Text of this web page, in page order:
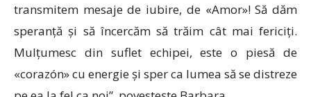
transmitem mesaje de iubire, de «Amor»! Să dăm
speranță și să încercăm să trăim cât mai fericiți.
Mulțumesc din suflet echipei, este o piesă de
«corazón» cu energie și sper ca lumea să se distreze